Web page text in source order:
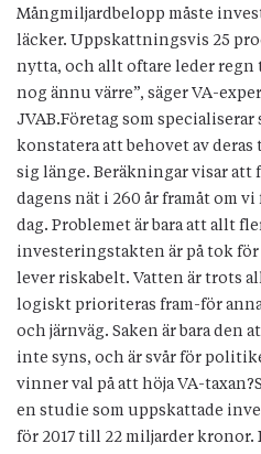
Mångmiljardbelopp måste
läcker. Uppskattningsvis 25
nytta, och allt oftare leder regn
nog ännu värre”, säger VA-
JVAB.Företag som
konstatera att behovet av
sig länge. Beräkningar visar att
dagens nät i 260 år framåt om
dag. Problemet är bara att allt
investeringstakten är på tok för
lever riskabelt. Vatten är trots
logiskt prioriteras fram-för
och järnväg. Saken är bara den
inte syns, och är svår för
vinner val på att höja VA-
en studie som uppskattade
för 2017 till 22 miljarder kronor.